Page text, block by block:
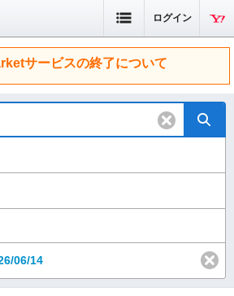
ログイン
サービスの終了について
06/14